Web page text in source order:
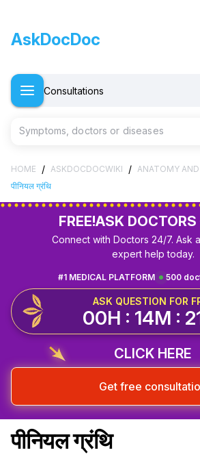
AskDocDoc
Consultations
Symptoms, doctors or diseases
HOME / ASKDOCDOCWIKI / ANATOMY
पीनियल ग्रंथि
FREE!ASK
Connect with Doctors 24/7. Ask
expert help today.
500
#1 MEDICAL PLATFORM
ASK QUESTION FOR
00H : 14M :
CLICK HERE
Get free
पीनियल ग्रंथि